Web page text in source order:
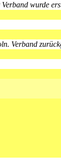
wurde
Verband